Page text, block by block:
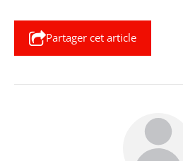
Partager cet article